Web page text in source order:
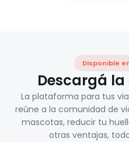
Disponible
Descargá
La plataforma para tus
reúne a la comunidad de
mascotas, reducir tu
otras ventajas,